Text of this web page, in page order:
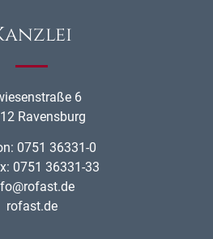
6
Ravensburg
0751 36331-0
0751 36331-33
rofast.de